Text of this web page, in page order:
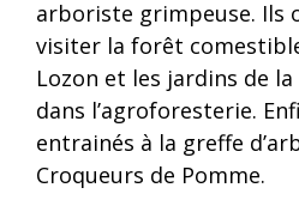
arboriste grimpeuse. Ils
visiter la forêt
Lozon et les jardins de
dans l’agroforesterie.
entrainés à la greffe
Croqueurs de Pomme.